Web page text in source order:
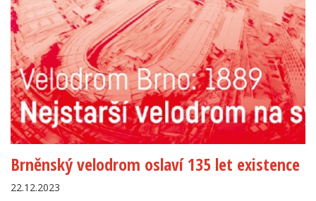
Brněnský velodrom oslaví 135 let existence
22.12.2023